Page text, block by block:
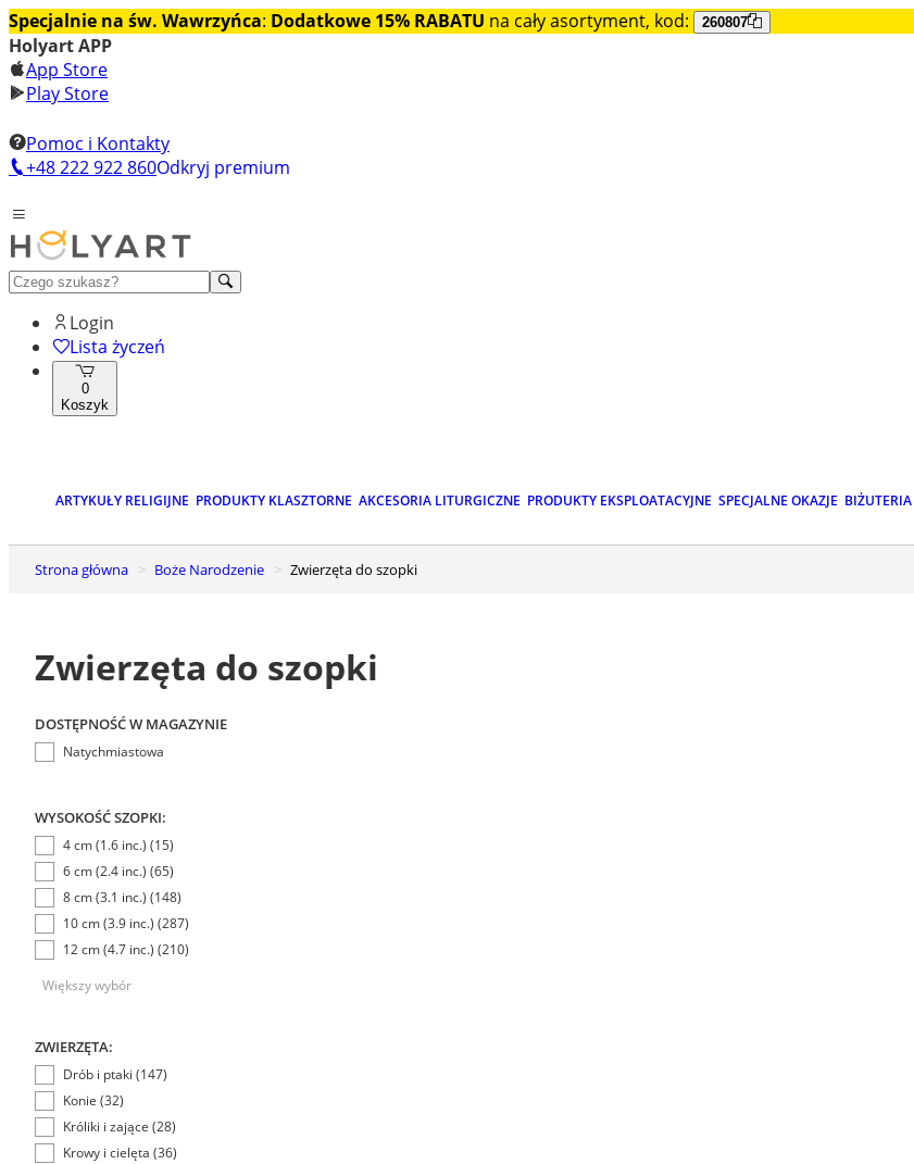
Specjalnie na św. Wawrzyńca: Dodatkowe 15% RABATU na cały asortyment, kod: 260807
Holyart APP
App Store
Play Store
Pomoc i Kontakty
+48 222 922 860Odkryj premium
Login
Lista życzeń
0
Koszyk
ARTYKUŁY RELIGIJNE PRODUKTY KLASZTORNE AKCESORIA LITURGICZNE PRODUKTY EKSPLOATACYJNE SPECJALNE OKAZJE BIŻUTERIA
Strona główna Boże Narodzenie Zwierzęta do szopki
Zwierzęta do szopki
DOSTĘPNOŚĆ W MAGAZYNIE
Natychmiastowa
WYSOKOŚĆ SZOPKI:
4 cm (1.6 inc.) (15)
6 cm (2.4 inc.) (65)
8 cm (3.1 inc.) (148)
10 cm (3.9 inc.) (287)
12 cm (4.7 inc.) (210)
Większy wybór
ZWIERZĘTA:
Drób i ptaki (147)
Konie (32)
Króliki i zające (28)
Krowy i cielęta (36)